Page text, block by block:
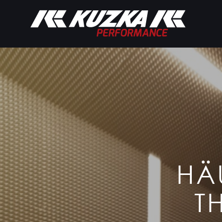
Chiptuning
ECO-
Über uns